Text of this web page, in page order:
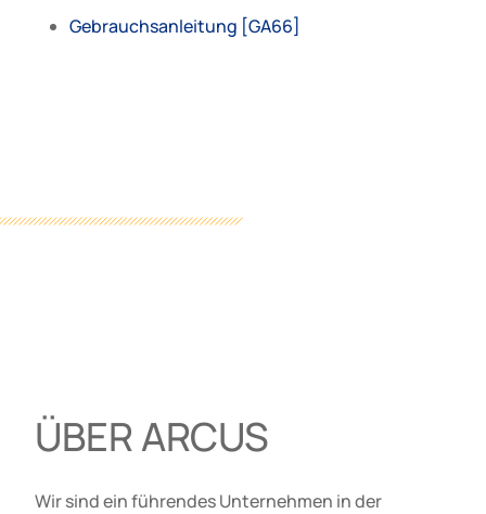
Gebrauchsanleitung [GA66]
ÜBER ARCUS
Wir sind ein führendes Unternehmen in der